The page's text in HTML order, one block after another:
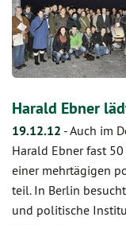
Harald Ebner
19.12.12 -Auch im
Harald Ebner fast
einer mehrtägigen
teil. In Berlin
und politische